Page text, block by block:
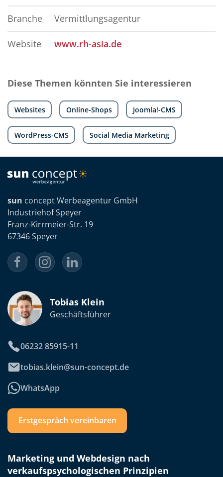
Branche Vermittlungsagentur
Website www.rh-asia.de
Diese Themen könnten Sie interessieren
Websites Online-Shops Joomla!-CMS
WordPress-CMS Social Media Marketing
sun concept Werbeagentur GmbH
Industriehof Speyer
Franz-Kirrmeier-Str. 19
67346 Speyer
Tobias Klein
Geschäftsführer
06232 85915-11
tobias.klein@sun-concept.de
WhatsApp
Erstgespräch vereinbaren
Marketing und Webdesign nach
verkaufspsychologischen Prinzipien